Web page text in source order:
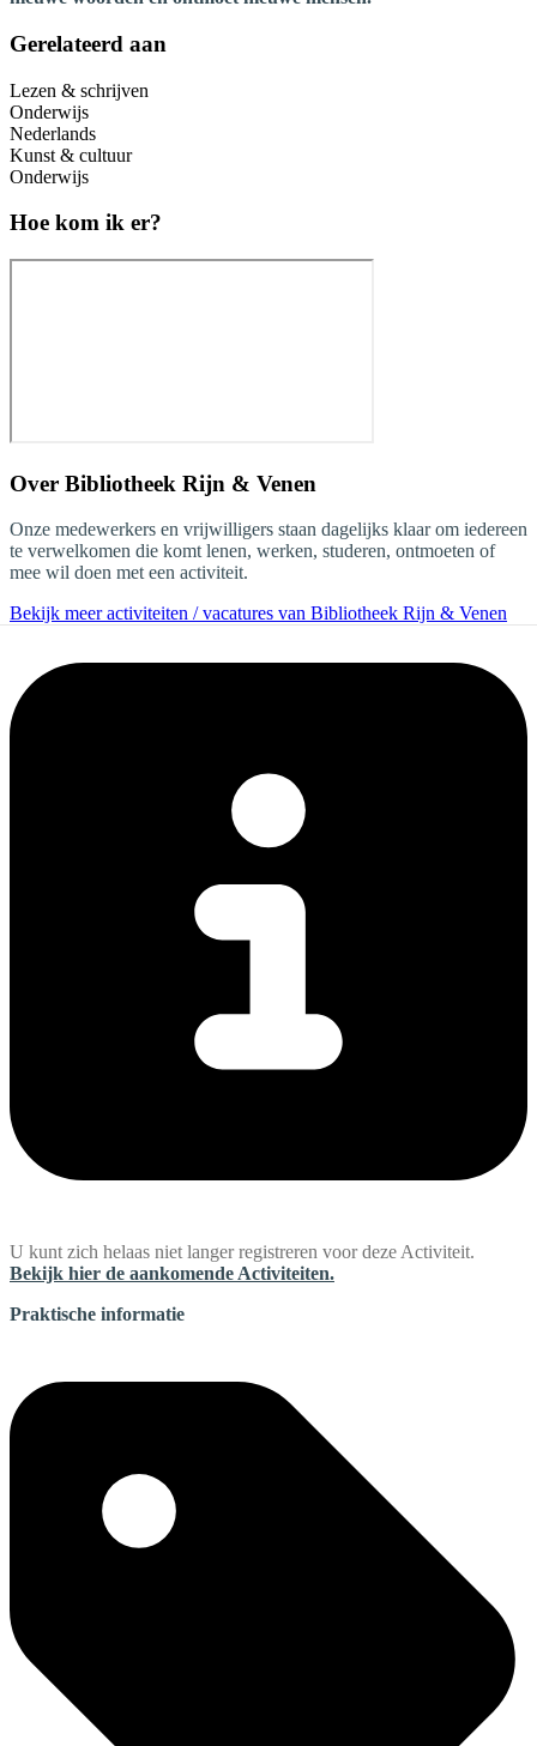
Gerelateerd aan
Lezen & schrijven
Onderwijs
Nederlands
Kunst & cultuur
Onderwijs
Hoe kom ik er?
Over Bibliotheek Rijn & Venen
Onze medewerkers en vrijwilligers staan dagelijks klaar om iedereen
te verwelkomen die komt lenen, werken, studeren, ontmoeten of
mee wil doen met een activiteit.
Bekijk meer activiteiten / vacatures van Bibliotheek Rijn & Venen
U kunt zich helaas niet langer registreren voor deze Activiteit.
Bekijk hier de aankomende Activiteiten.
Praktische informatie